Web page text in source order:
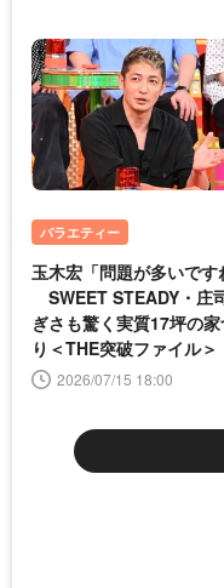
バラエティー
玉木宏「問題が多いです
SWEET STEADY・庄
ぎさも驚く実質17坪の家
り＜THE突破ファイル＞
2026/07/15 18:00